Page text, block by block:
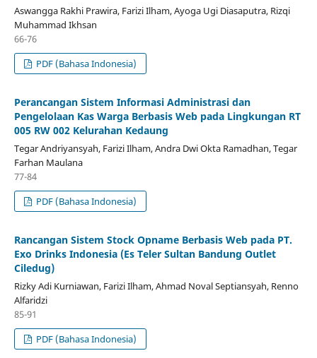
Aswangga Rakhi Prawira, Farizi Ilham, Ayoga Ugi Diasaputra, Rizqi
Muhammad Ikhsan
66-76
PDF (Bahasa Indonesia)
Perancangan Sistem Informasi Administrasi dan
Pengelolaan Kas Warga Berbasis Web pada Lingkungan RT
005 RW 002 Kelurahan Kedaung
Tegar Andriyansyah, Farizi Ilham, Andra Dwi Okta Ramadhan, Tegar
Farhan Maulana
77-84
PDF (Bahasa Indonesia)
Rancangan Sistem Stock Opname Berbasis Web pada PT.
Exo Drinks Indonesia (Es Teler Sultan Bandung Outlet
Ciledug)
Rizky Adi Kurniawan, Farizi Ilham, Ahmad Noval Septiansyah, Renno
Alfaridzi
85-91
PDF (Bahasa Indonesia)